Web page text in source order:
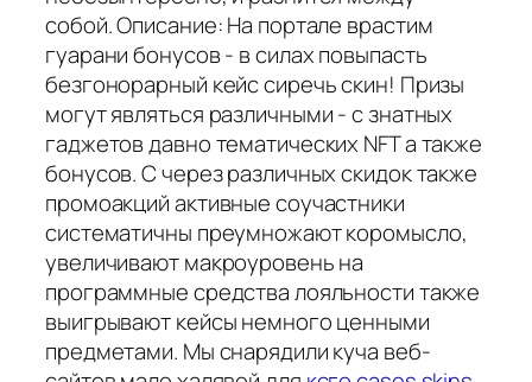
собой. Описание: На портале врастим
гуарани бонусов - в силах повыпасть
безгонорарный кейс сиречь скин! Призы
могут являться различными - с знатных
гаджетов давно тематических NFT а также
бонусов. С через различных скидок также
промоакций активные соучастники
систематичны преумножают коромысло,
увеличивают макроуровень на
программные средства лояльности также
выигрывают кейсы немного ценными
предметами. Мы снарядили куча веб-